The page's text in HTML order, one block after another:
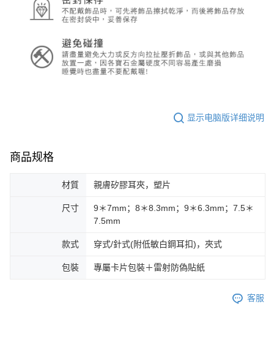
显示电脑版详细说明
商品规格
材質 親膚矽膠耳夾，塑片
尺寸
9＊7mm；8＊8.3mm；9＊6.3mm；7.5＊
7.5mm
款式 穿式/針式(附低敏白鋼耳扣)，夾式
包裝 專屬卡片包裝＋雷射防偽貼紙
客服